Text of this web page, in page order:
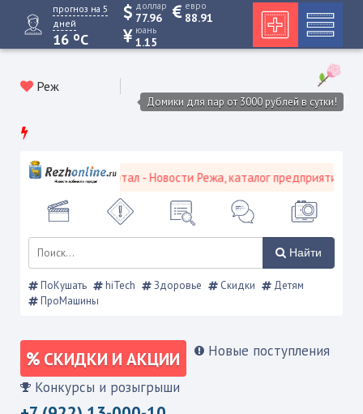
прогноз на 5
дней
16 oC
доллар
77.96
евро
88.91
юань
1.15
Реж
Домики для пар от 3000 рублей в сутки!
городской портал - Новости Режа, каталог предприятий,
Найти
ПоКушать hiTech Здоровье Скидки
Детям
ПроМашины
СКИДКИ И АКЦИИ Новые поступления
Конкурсы и розыгрыши